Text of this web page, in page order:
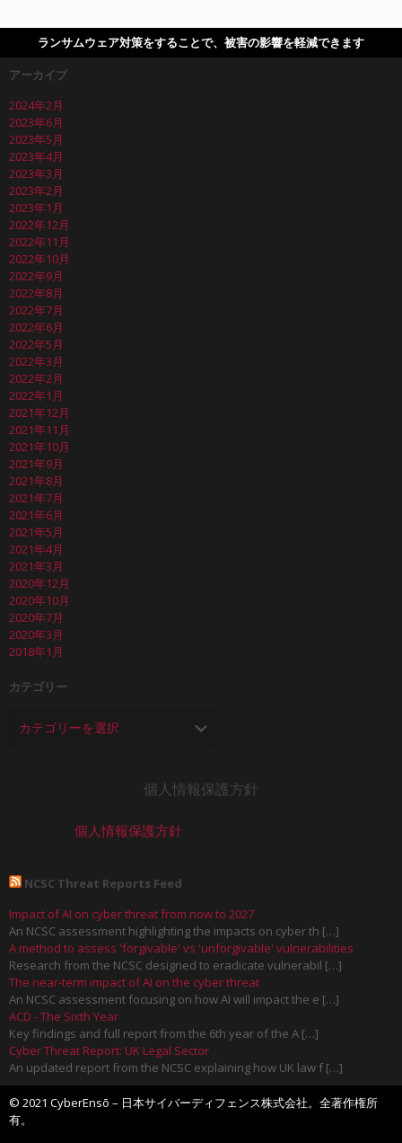
ランサムウェア対策をすることで、被害の影響を軽減できます
アーカイブ
2024年2月
2023年6月
2023年5月
2023年4月
2023年3月
2023年2月
2023年1月
2022年12月
2022年11月
2022年10月
2022年9月
2022年8月
2022年7月
2022年6月
2022年5月
2022年3月
2022年2月
2022年1月
2021年12月
2021年11月
2021年10月
2021年9月
2021年8月
2021年7月
2021年6月
2021年5月
2021年4月
2021年3月
2020年12月
2020年10月
2020年7月
2020年3月
2018年1月
カテゴリー
個人情報保護方針
個人情報保護方針
NCSC Threat Reports Feed
Impact of AI on cyber threat from now to 2027
An NCSC assessment highlighting the impacts on cyber th […]
A method to assess 'forgivable' vs 'unforgivable' vulnerabilities
Research from the NCSC designed to eradicate vulnerabil […]
The near-term impact of AI on the cyber threat
An NCSC assessment focusing on how AI will impact the e […]
ACD - The Sixth Year
Key findings and full report from the 6th year of the A […]
Cyber Threat Report: UK Legal Sector
An updated report from the NCSC explaining how UK law f […]
© 2021 CyberEnsō – 日本サイバーディフェンス株式会社。全著作権所
有。